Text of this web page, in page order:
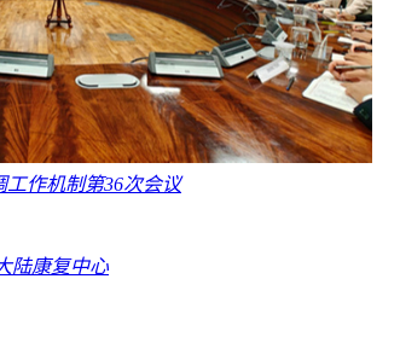
作机制第36次会议
陆康复中心